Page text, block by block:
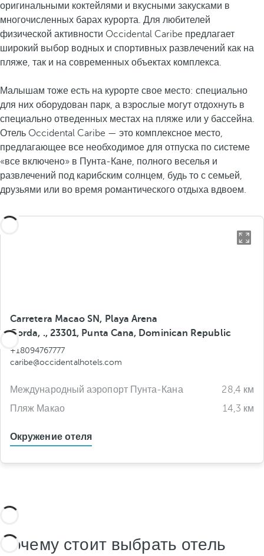
оригинальными коктейлями и вкусными закусками в
многочисленных барах курорта. Для любителей
физической активности Occidental Caribe предлагает
широкий выбор водных и спортивных развлечений как на
пляже, так и на современных объектах комплекса.
Малышам тоже есть на курорте свое место: специально
для них оборудован парк, а взрослые могут отдохнуть в
специально отведенных местах на пляже или у бассейна.
Отель Occidental Caribe — это комплексное место,
предлагающее все необходимое для отпуска по системе
«все включено» в Пунта-Кане, полного веселья и
развлечений под карибским солнцем, будь то с семьей,
друзьями или во время романтического отдыха вдвоем.
Carretera Macao SN, Playa Arena
Gorda, ., 23301, Punta Cana, Dominican Republic
+18094767777
caribe@occidentalhotels.com
Международный аэропорт Пунта-Кана
28,4 км
Пляж Макао
14,3 км
Окружение отеля
Почему стоит выбрать отель